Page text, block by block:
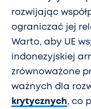
rozwijając
ograniczać jej
Warto, aby UE
indonezyjskiej
zrównoważone
ważnych dla
krytycznych, co